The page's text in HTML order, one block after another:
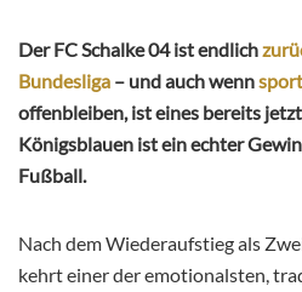
Der FC Schalke 04 ist endlich
Bundesliga – und auch wenn
offenbleiben, ist eines bereits
Königsblauen ist ein echter
Fußball.
Nach dem Wiederaufstieg als
kehrt einer der emotionalsten,